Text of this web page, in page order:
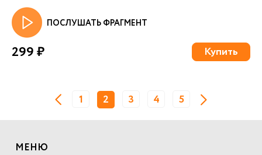
ПОСЛУШАТЬ ФРАГМЕНТ
299 ₽ Купить
1 2 3 4 5
МЕНЮ